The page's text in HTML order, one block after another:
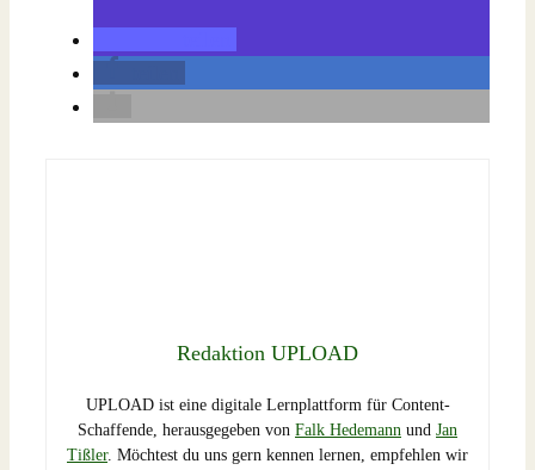
Redaktion UPLOAD
UPLOAD ist eine digitale Lernplattform für Content-
Schaffende, herausgegeben von Falk Hedemann und Jan
Tißler. Möchtest du uns gern kennen lernen, empfehlen wir